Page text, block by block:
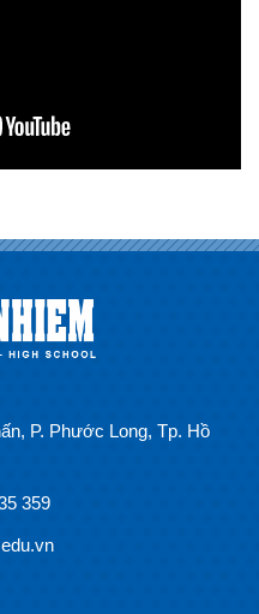
P. Phước Long, Tp. Hồ
359